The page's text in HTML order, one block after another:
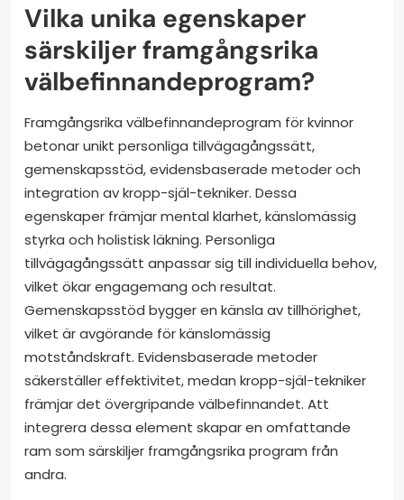
Vilka unika egenskaper
särskiljer framgångsrika
välbefinnandeprogram?
Framgångsrika välbefinnandeprogram för kvinnor
betonar unikt personliga tillvägagångssätt,
gemenskapsstöd, evidensbaserade metoder och
integration av kropp-själ-tekniker. Dessa
egenskaper främjar mental klarhet, känslomässig
styrka och holistisk läkning. Personliga
tillvägagångssätt anpassar sig till individuella behov,
vilket ökar engagemang och resultat.
Gemenskapsstöd bygger en känsla av tillhörighet,
vilket är avgörande för känslomässig
motståndskraft. Evidensbaserade metoder
säkerställer effektivitet, medan kropp-själ-tekniker
främjar det övergripande välbefinnandet. Att
integrera dessa element skapar en omfattande
ram som särskiljer framgångsrika program från
andra.